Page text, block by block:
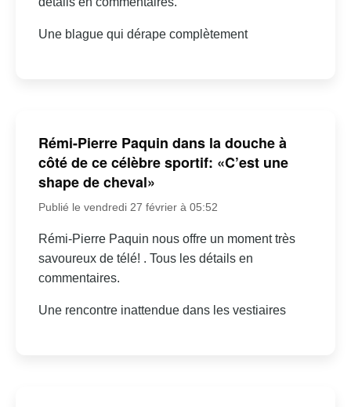
Une blague qui dérape complètement
Rémi-Pierre Paquin dans la douche à
côté de ce célèbre sportif: «C’est une
shape de cheval»
Publié le vendredi 27 février à 05:52
Rémi-Pierre Paquin nous offre un moment très
savoureux de télé! . Tous les détails en
commentaires.
Une rencontre inattendue dans les vestiaires